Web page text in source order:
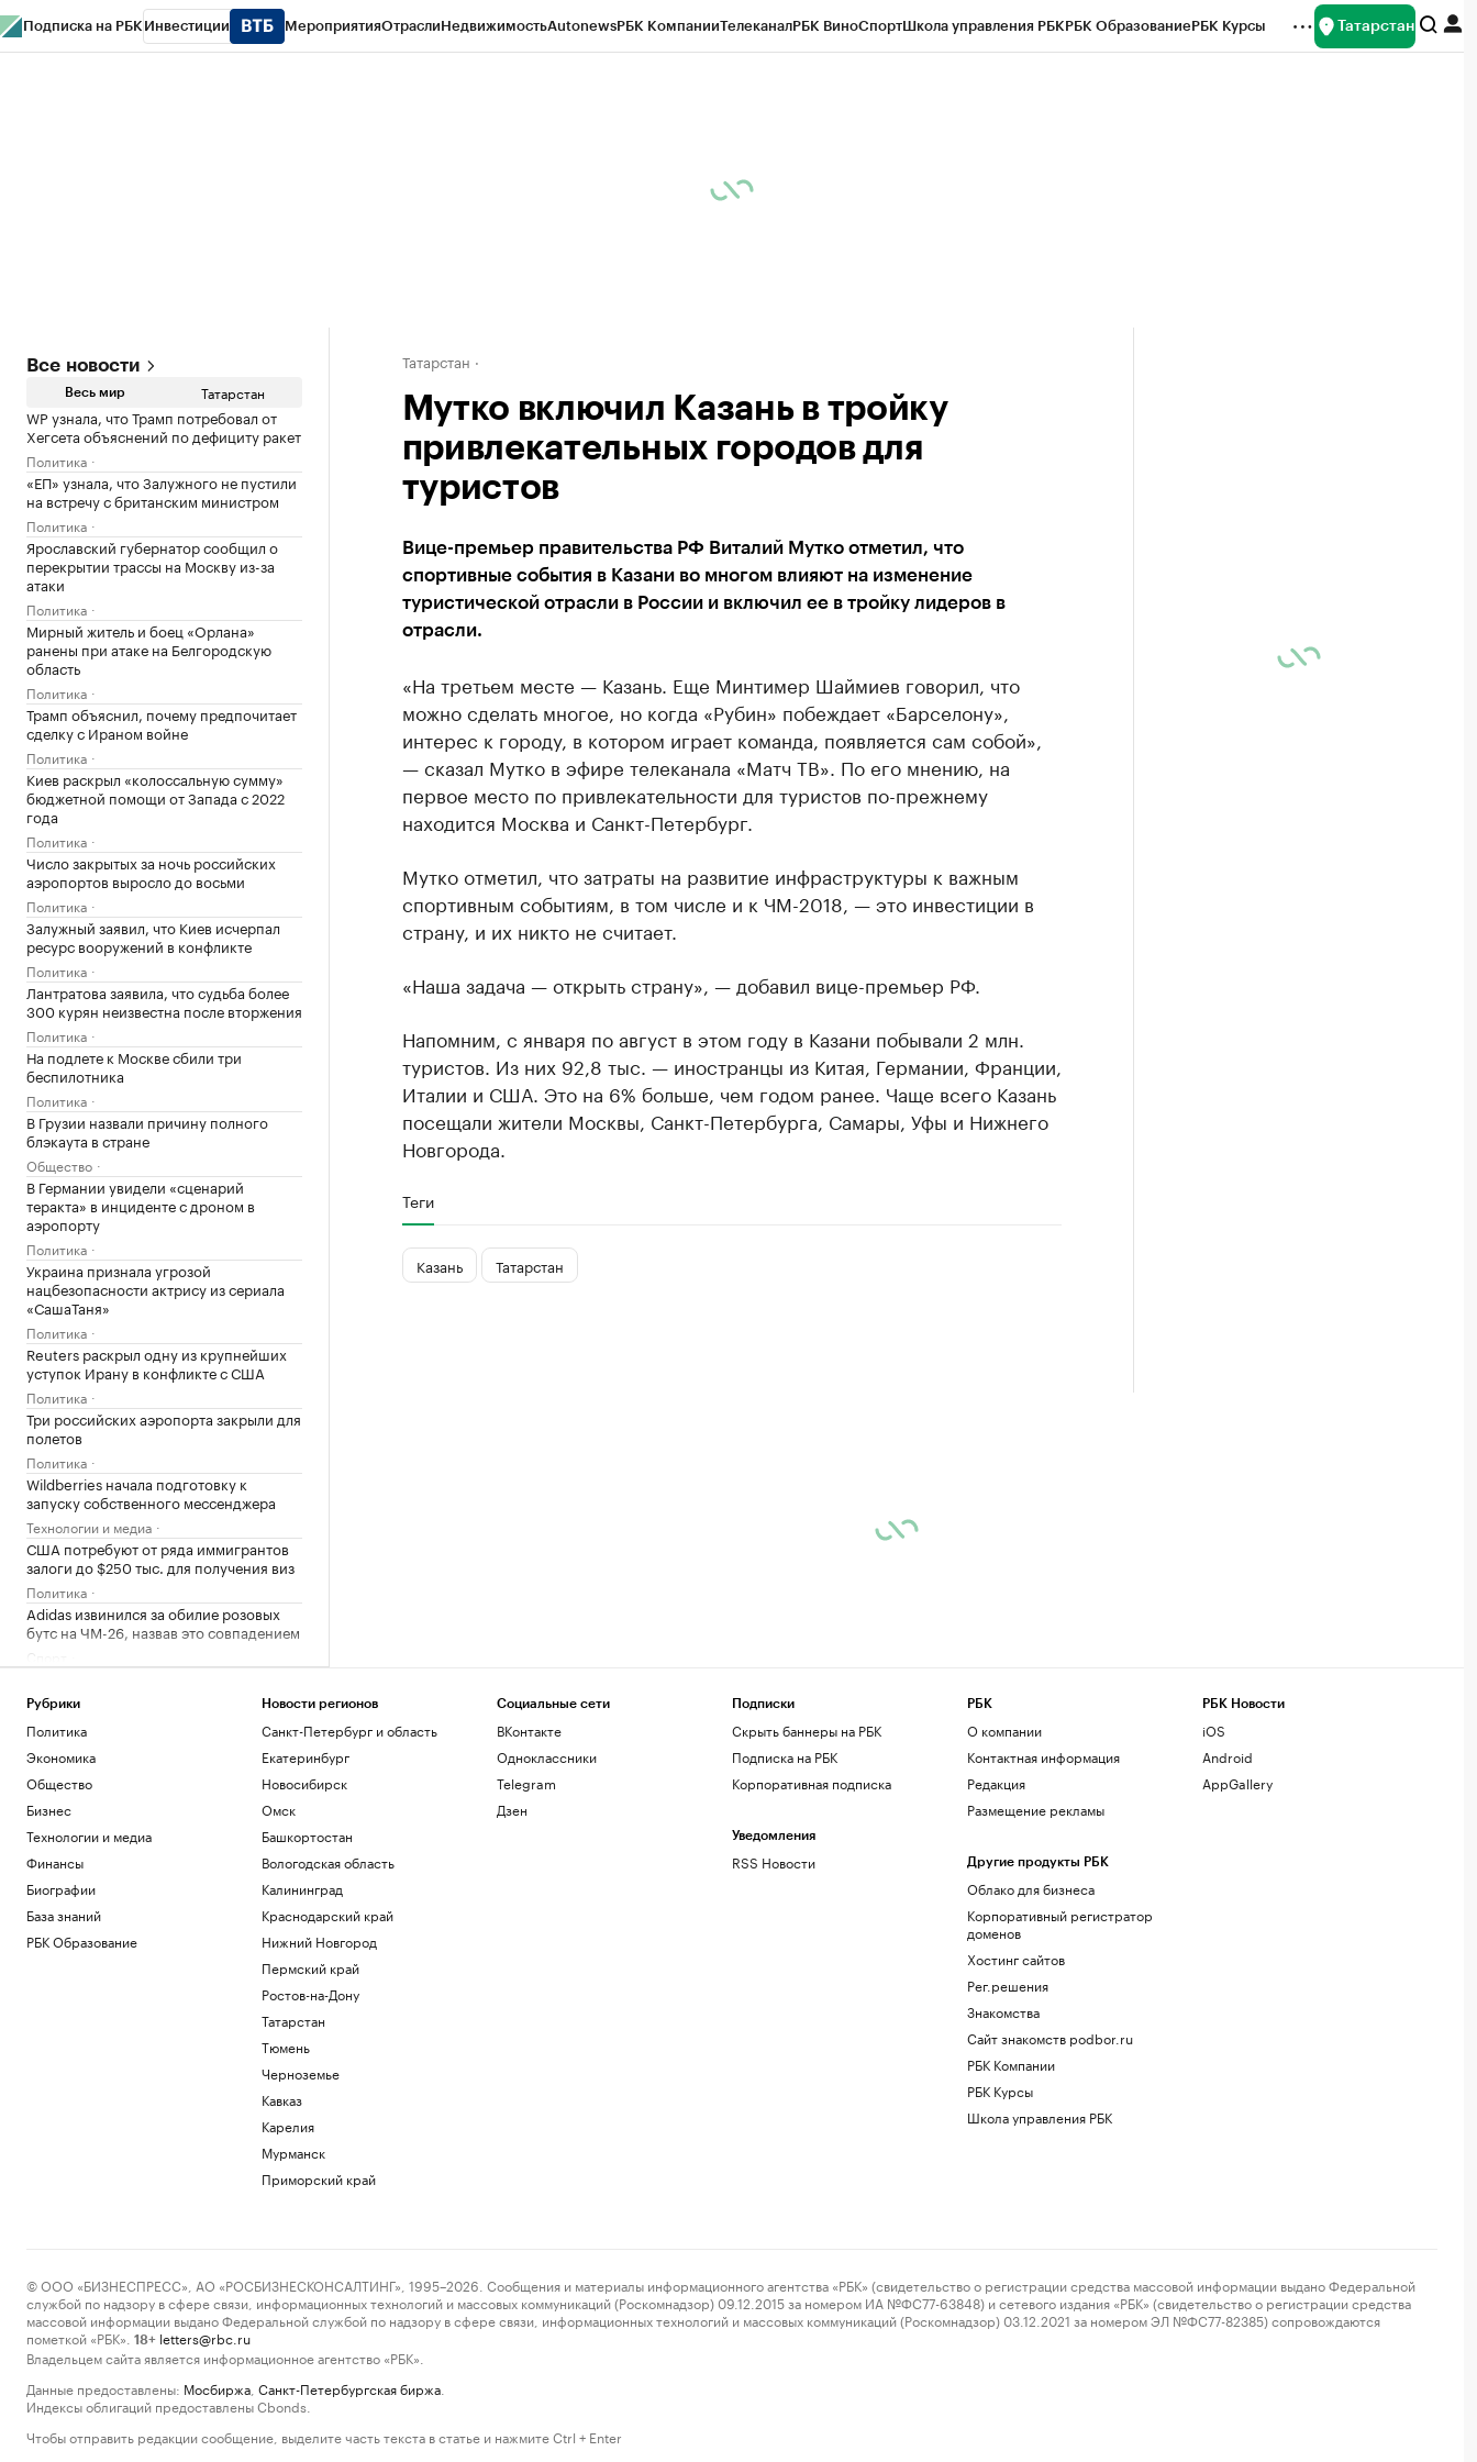
Подписка на РБК Инвестиции МероприятияОтраслиНедвижимостьAutonewsРБК КомпанииТелеканалРБК ВиноСпортШкола управления РБКРБК ОбразованиеРБК Курсы Татарстан
Все новости
Весь мир Татарстан
WP узнала, что Трамп потребовал от
Хегсета объяснений по дефициту ракет
Политика
«ЕП» узнала, что Залужного не пустили
на встречу с британским министром
Политика
Ярославский губернатор сообщил о
перекрытии трассы на Москву из-за
атаки
Политика
Мирный житель и боец «Орлана»
ранены при атаке на Белгородскую
область
Политика
Трамп объяснил, почему предпочитает
сделку с Ираном войне
Политика
Киев раскрыл «колоссальную сумму»
бюджетной помощи от Запада с 2022
года
Политика
Число закрытых за ночь российских
аэропортов выросло до восьми
Политика
Залужный заявил, что Киев исчерпал
ресурс вооружений в конфликте
Политика
Лантратова заявила, что судьба более
300 курян неизвестна после вторжения
Политика
На подлете к Москве сбили три
беспилотника
Политика
В Грузии назвали причину полного
блэкаута в стране
Общество
В Германии увидели «сценарий
теракта» в инциденте с дроном в
аэропорту
Политика
Украина признала угрозой
нацбезопасности актрису из сериала
«СашаТаня»
Политика
Reuters раскрыл одну из крупнейших
уступок Ирану в конфликте с США
Политика
Три российских аэропорта закрыли для
полетов
Политика
Wildberries начала подготовку к
запуску собственного мессенджера
Технологии и медиа
США потребуют от ряда иммигрантов
залоги до $250 тыс. для получения виз
Политика
Adidas извинился за обилие розовых
бутс на ЧМ-26, назвав это совпадением
Спорт
после удара локтем в матче Кубка
России
Спорт
Росстандарт запретил продажу
некоторых грузовиков Dongfeng и
Zoomlion
Бизнес
Татарстан
Мутко включил Казань в тройку
привлекательных городов для
туристов
Вице-премьер правительства РФ Виталий Мутко отметил, что
спортивные события в Казани во многом влияют на изменение
туристической отрасли в России и включил ее в тройку лидеров в
отрасли.
«На третьем месте — Казань. Еще Минтимер Шаймиев говорил, что
можно сделать многое, но когда «Рубин» побеждает «Барселону»,
интерес к городу, в котором играет команда, появляется сам собой»,
— сказал Мутко в эфире телеканала «Матч ТВ». По его мнению, на
первое место по привлекательности для туристов по-прежнему
находится Москва и Санкт-Петербург.
Мутко отметил, что затраты на развитие инфраструктуры к важным
спортивным событиям, в том числе и к ЧМ-2018, — это инвестиции в
страну, и их никто не считает.
«Наша задача — открыть страну», — добавил вице-премьер РФ.
Напомним, с января по август в этом году в Казани побывали 2 млн.
туристов. Из них 92,8 тыс. — иностранцы из Китая, Германии, Франции,
Италии и США. Это на 6% больше, чем годом ранее. Чаще всего Казань
посещали жители Москвы, Санкт-Петербурга, Самары, Уфы и Нижнего
Новгорода.
Теги
Казань Татарстан
Рубрики
Политика
Экономика
Общество
Бизнес
Технологии и медиа
Финансы
Биографии
База знаний
РБК Образование
Новости регионов
Санкт-Петербург и область
Екатеринбург
Новосибирск
Омск
Башкортостан
Вологодская область
Калининград
Краснодарский край
Нижний Новгород
Пермский край
Ростов-на-Дону
Татарстан
Тюмень
Черноземье
Кавказ
Карелия
Мурманск
Приморский край
Социальные сети
ВКонтакте
Одноклассники
Telegram
Дзен
Подписки
Скрыть баннеры на РБК
Подписка на РБК
Корпоративная подписка
Уведомления
RSS Новости
РБК
О компании
Контактная информация
Редакция
Размещение рекламы
Другие продукты РБК
Облако для бизнеса
Корпоративный регистратор
доменов
Хостинг сайтов
Рег.решения
Знакомства
Сайт знакомств podbor.ru
РБК Компании
РБК Курсы
Школа управления РБК
РБК Новости
iOS
Android
AppGallery
© ООО «БИЗНЕСПРЕСС», АО «РОСБИЗНЕСКОНСАЛТИНГ», 1995–2026. Сообщения и материалы информационного агентства «РБК» (свидетельство о регистрации средства массовой информации выдано Федеральной
службой по надзору в сфере связи, информационных технологий и массовых коммуникаций (Роскомнадзор) 09.12.2015 за номером ИА №ФС77-63848) и сетевого издания «РБК» (свидетельство о регистрации средства
массовой информации выдано Федеральной службой по надзору в сфере связи, информационных технологий и массовых коммуникаций (Роскомнадзор) 03.12.2021 за номером ЭЛ №ФС77-82385) сопровождаются
пометкой «РБК».
18+ letters@rbc.ru
Владельцем сайта является информационное агентство «РБК».
Данные предоставлены: Мосбиржа Санкт-Петербургская биржа
Индексы облигаций предоставлены Cbonds.
Чтобы отправить редакции сообщение, выделите часть текста в статье и нажмите Ctrl + Enter